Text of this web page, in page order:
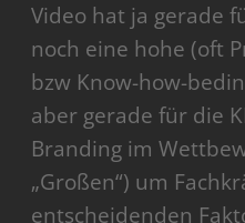
Video hat ja gerade
noch eine hohe (oft
bzw Know-how-
aber gerade für die
Branding im
„Großen“) um
entscheidenden